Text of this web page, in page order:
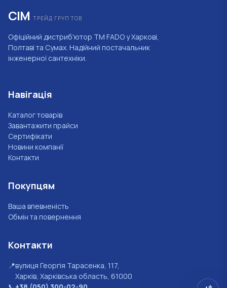
СІМ ТРЕЙД ГРУП ТОВ
Офіційний дистриб'ютор ТМ FADO у Харкові,
Полтаві та Сумах. Надійний постачальник
інженерної сантехніки.
Навігація
Каталог товарів
Завантажити прайси
Сертифікати
Новини компанії
Контакти
Покупцям
Ваша впевненість
Обмін та повернення
Контакти
📍вулиця Георгія Тарасенка, 117,
Харків, Харківська область, 61000